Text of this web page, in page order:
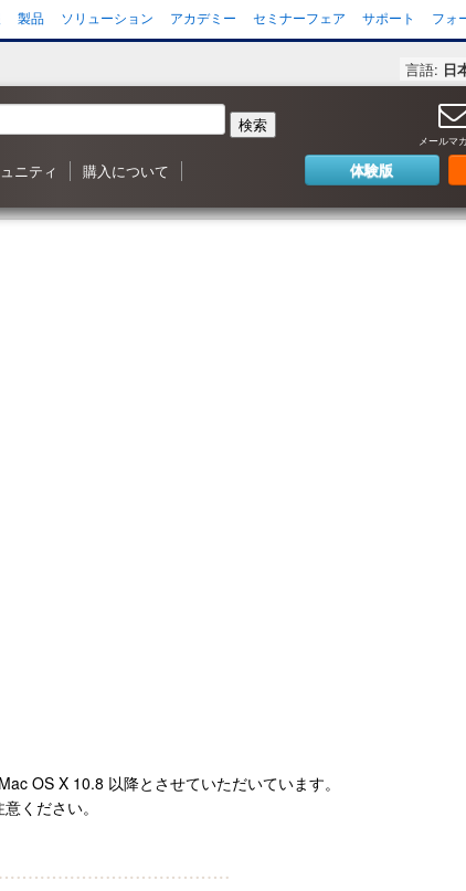
製品 ソリューション アカデミー セミナーフェア サポート フォ
言語: 日
検索
スすか？
リアル
ラクタを作成
ニティ
フォーラム
介・インタビュー
コンテスト
リー
購入について
Shade3D 製品のご購入について
Shapeasy の購入
マジカルスケッチ 3D の購入
体験版
メールマ
OS X 10.8 以降とさせていただいています。
ください。